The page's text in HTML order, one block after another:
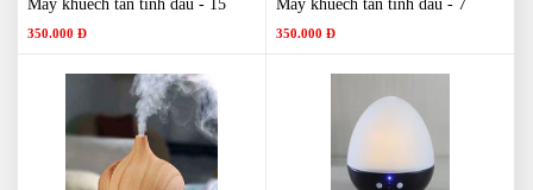
Máy khuếch tán tinh dầu - 15
350.000 Đ
Máy khuếch tán tinh dầu - 7
350.000 Đ